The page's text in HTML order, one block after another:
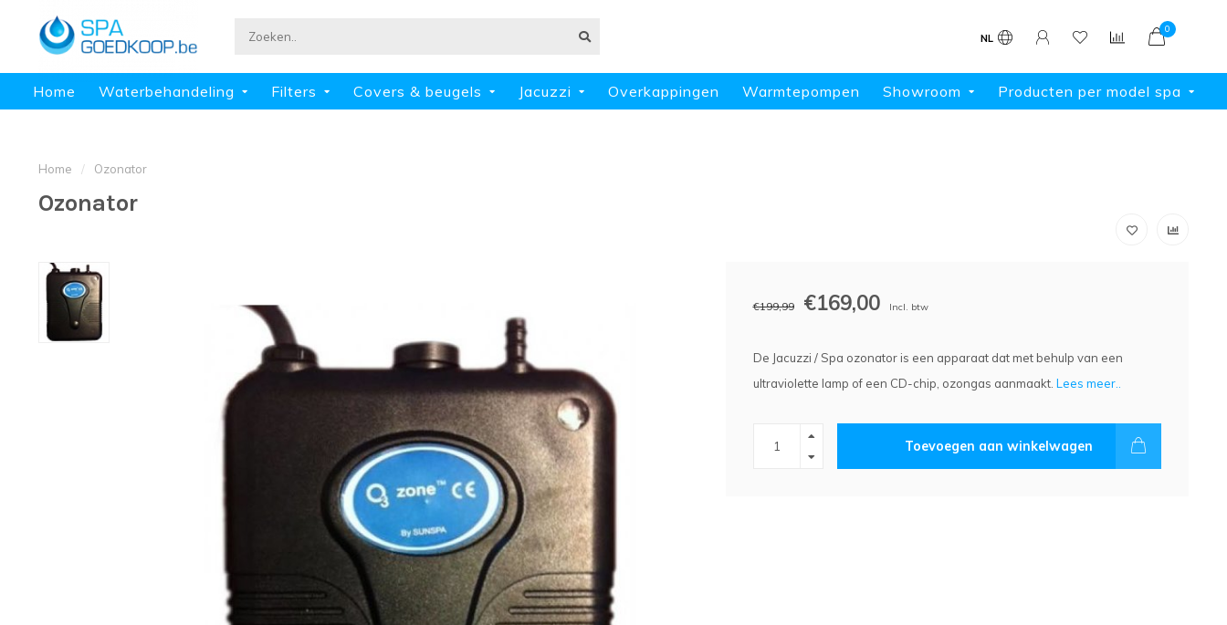
NL
0
Home Waterbehandeling Filters Covers & beugels Jacuzzi Overkappingen Warmtepompen Showroom Producten per model spa
Home / Ozonator
Ozonator
€199,99 €169,00 Incl. btw
De Jacuzzi / Spa ozonator is een apparaat dat met behulp van een
ultraviolette lamp of een CD-chip, ozongas aanmaakt. Lees meer..
Toevoegen aan winkelwagen